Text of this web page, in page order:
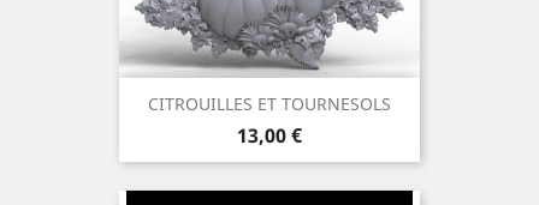
CITROUILLES ET TOURNESOLS
Prix
13,00 €